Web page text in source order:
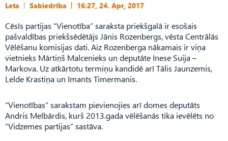
Leta Sabiedrība 16:27, 24. Apr, 2017
Cēsīs partijas “Vienotība” saraksta priekšgalā ir esošais
pašvaldības priekšsēdētājs Jānis Rozenbergs, vēsta Centrālās
Vēlēšanu komisijas dati. Aiz Rozenberga nākamais ir viņa
vietnieks Mārtiņš Malcenieks un deputāte Inese Suija –
Markova. Uz atkārtotu termiņu kandidē arī Tālis Jaunzemis,
Lelde Krastiņa un Imants Timermanis.
“Vienotības” sarakstam pievienojies arī domes deputāts
Andris Melbārdis, kurš 2013.gada vēlēšanās tika ievēlēts no
“Vidzemes partijas” sastāva.